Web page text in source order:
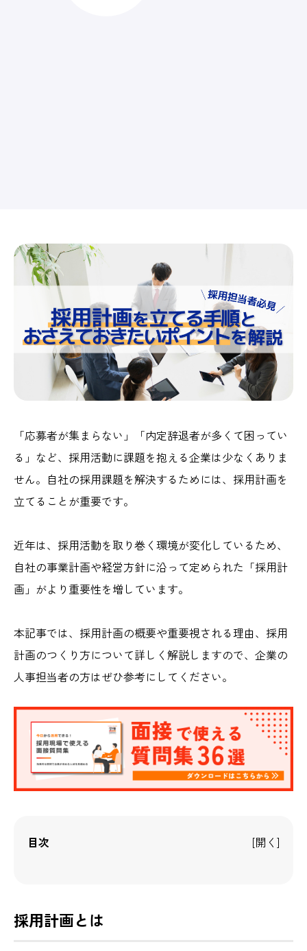
「応募者が集まらない」「内定辞退者が多くて困ってい
る」など、採用活動に課題を抱える企業は少なくありま
せん。自社の採用課題を解決するためには、採用計画を
立てることが重要です。
近年は、採用活動を取り巻く環境が変化しているため、
自社の事業計画や経営方針に沿って定められた「採用計
画」がより重要性を増しています。
本記事では、採用計画の概要や重要視される理由、採用
計画のつくり方について詳しく解説しますので、企業の
人事担当者の方はぜひ参考にしてください。
目次
採用計画とは